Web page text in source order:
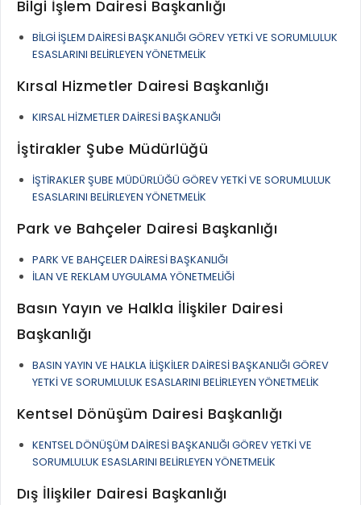
Bilgi İşlem Dairesi Başkanlığı
BİLGİ İŞLEM DAİRESİ BAŞKANLIĞI GÖREV YETKİ VE SORUMLULUK
ESASLARINI BELİRLEYEN YÖNETMELİK
Kırsal Hizmetler Dairesi Başkanlığı
KIRSAL HİZMETLER DAİRESİ BAŞKANLIĞI
İştirakler Şube Müdürlüğü
İŞTİRAKLER ŞUBE MÜDÜRLÜĞÜ GÖREV YETKİ VE SORUMLULUK
ESASLARINI BELİRLEYEN YÖNETMELİK
Park ve Bahçeler Dairesi Başkanlığı
PARK VE BAHÇELER DAİRESİ BAŞKANLIĞI
İLAN VE REKLAM UYGULAMA YÖNETMELİĞİ
Basın Yayın ve Halkla İlişkiler Dairesi
Başkanlığı
BASIN YAYIN VE HALKLA İLİŞKİLER DAİRESİ BAŞKANLIĞI GÖREV
YETKİ VE SORUMLULUK ESASLARINI BELİRLEYEN YÖNETMELİK
Kentsel Dönüşüm Dairesi Başkanlığı
KENTSEL DÖNÜŞÜM DAİRESİ BAŞKANLIĞI GÖREV YETKİ VE
SORUMLULUK ESASLARINI BELİRLEYEN YÖNETMELİK
Dış İlişkiler Dairesi Başkanlığı